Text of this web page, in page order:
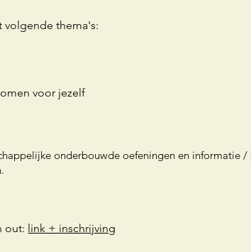
volgende thema's:​
voor jezelf
onderbouwde oefeningen en informatie /
out: link + inschrijving